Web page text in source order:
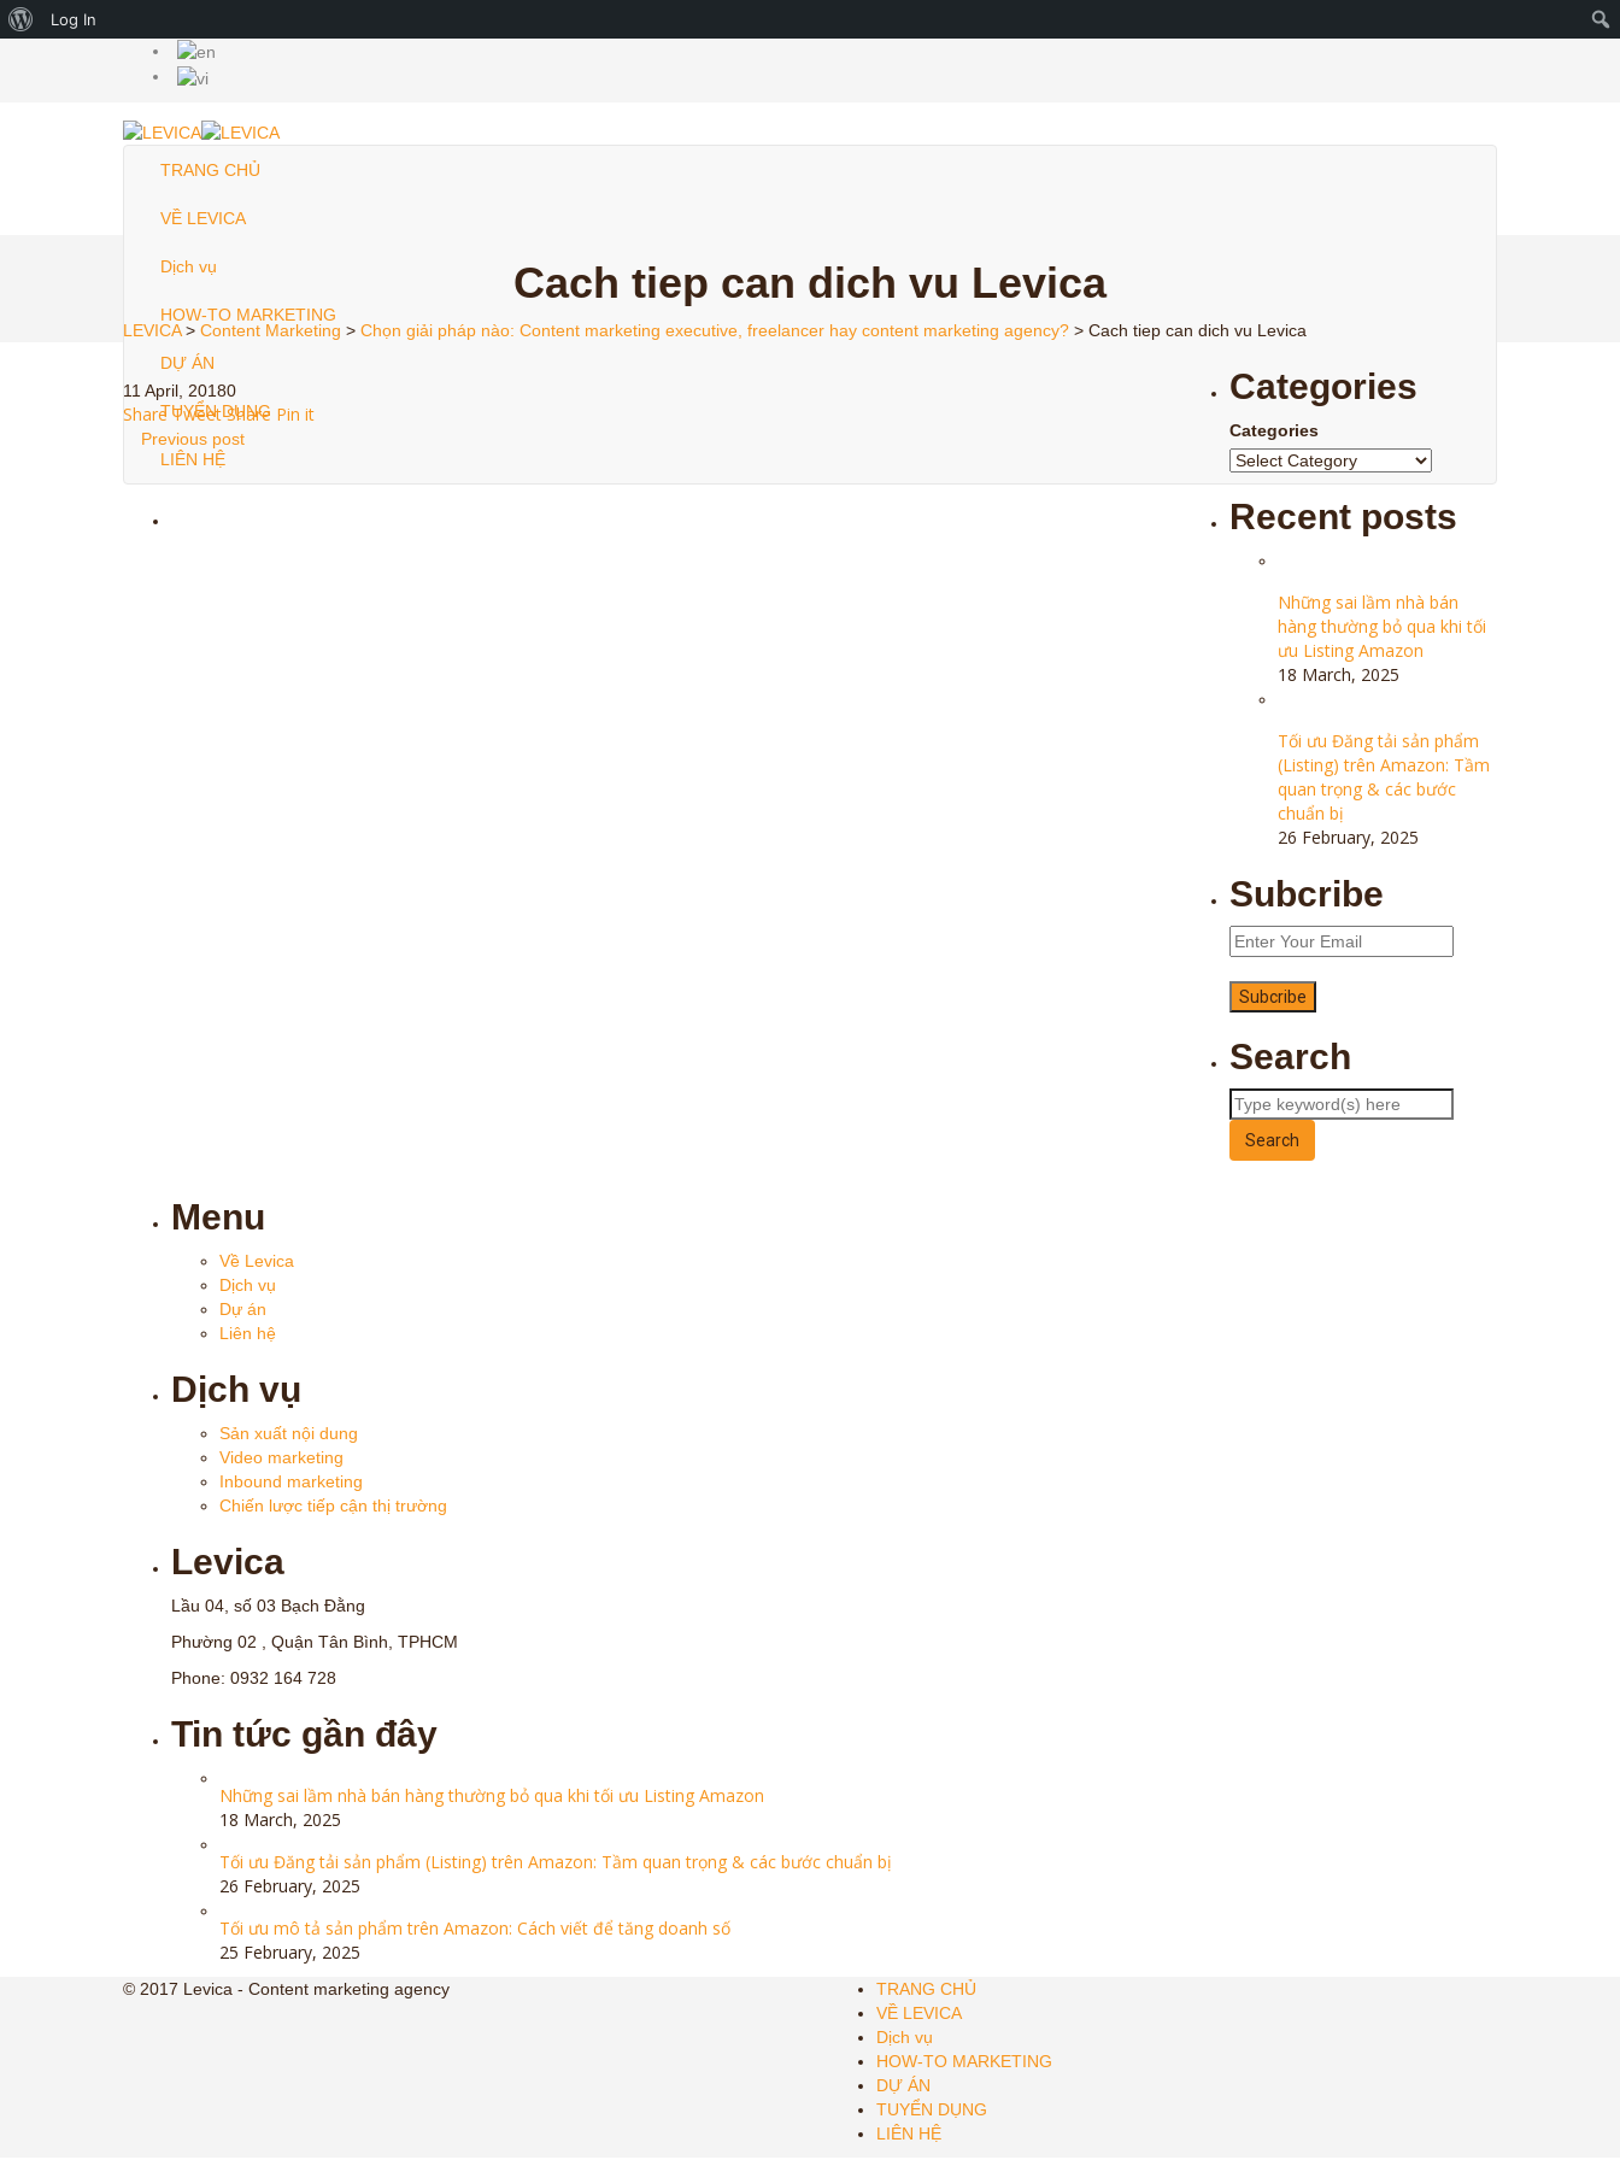
TRANG CHỦ
VỀ LEVICA
Dịch vụ
HOW-TO MARKETING
DỰ ÁN
TUYỂN DỤNG
LIÊN HỆ
Cach tiep can dich vu Levica
LEVICA> Content Marketing > Chọn giải pháp nào: Content marketing executive, freelancer hay content marketing agency? > Cach tiep can dich vu Levica
11 April, 20180
Share Tweet Share Pin it
Previous post
Categories
Categories
Recent posts
Những sai lầm nhà bán
hàng thường bỏ qua khi tối
ưu Listing Amazon
18 March, 2025
Tối ưu Đăng tải sản phẩm
(Listing) trên Amazon: Tầm
quan trọng & các bước
chuẩn bị
26 February, 2025
Subcribe
Search
Menu
Về Levica
Dịch vụ
Dự án
Liên hệ
Dịch vụ
Sản xuất nội dung
Video marketing
Inbound marketing
Chiến lược tiếp cận thị trường
Levica
Lầu 04, số 03 Bạch Đằng
Phường 02 , Quận Tân Bình, TPHCM
Phone: 0932 164 728
Tin tức gần đây
Những sai lầm nhà bán hàng thường bỏ qua khi tối ưu Listing Amazon
18 March, 2025
Tối ưu Đăng tải sản phẩm (Listing) trên Amazon: Tầm quan trọng & các bước chuẩn bị
26 February, 2025
Tối ưu mô tả sản phẩm trên Amazon: Cách viết để tăng doanh số
25 February, 2025
© 2017 Levica - Content marketing agency
TRANG CHỦ
VỀ LEVICA
Dịch vụ
HOW-TO MARKETING
DỰ ÁN
TUYỂN DỤNG
LIÊN HỆ
About
Log In